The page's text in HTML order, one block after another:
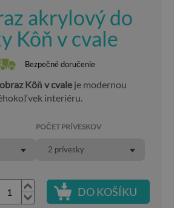
akrylový do
Kôň v cvale
Bezpečné doručenie
Kôň v cvaleje modernou
interiéru.
POČET PRÍVESKOV
2 prívesky
DO KOŠÍKU